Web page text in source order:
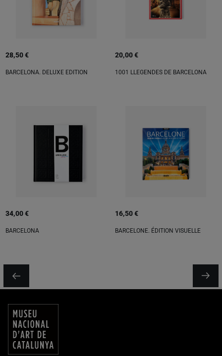
28,50 €
BARCELONA. DELUXE EDITION
20,00 €
1001 LLEGENDES DE BARCELONA
34,00 €
BARCELONA
16,50 €
BARCELONE. ÉDITION VISUELLE